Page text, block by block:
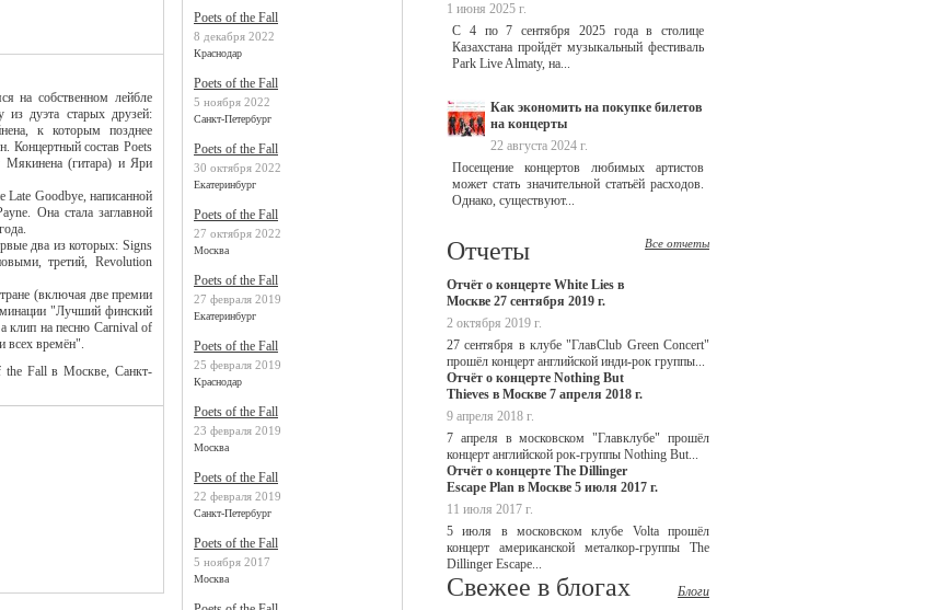
Poets of the Fall
8 декабря 2022
Краснодар
Poets of the Fall
5 ноября 2022
Санкт-Петербург
Poets of the Fall
30 октября 2022
Екатеринбург
Poets of the Fall
27 октября 2022
Москва
Poets of the Fall
27 февраля 2019
Екатеринбург
Poets of the Fall
25 февраля 2019
Краснодар
Poets of the Fall
23 февраля 2019
Москва
Poets of the Fall
22 февраля 2019
Санкт-Петербург
Poets of the Fall
5 ноября 2017
Москва
на собственном лейбле
из дуэта старых друзей:
к которым позднее
Концертный состав Poets
Мякинена (гитара) и Яри
Late Goodbye, написанной
Она стала заглавной
два из которых: Signs
третий, Revolution
(включая две премии
"Лучший финский
клип на песню Carnival of
всех времён".
the Fall в Москве, Санкт-
1 июня 2025 г.
С 4 по 7 сентября 2025 года в столице
Казахстана пройдёт музыкальный фестиваль
Park Live Almaty, на...
Как экономить на покупке билетов
на концерты
22 августа 2024 г.
Посещение концертов любимых артистов
может стать значительной статьёй расходов.
Однако, существуют...
Отчеты Все отчеты
Отчёт о концерте White Lies в
Москве 27 сентября 2019 г.
2 октября 2019 г.
27 сентября в клубе "ГлавClub Green Concert"
прошёл концерт английской инди-рок группы...
Отчёт о концерте Nothing But
Thieves в Москве 7 апреля 2018 г.
9 апреля 2018 г.
7 апреля в московском "Главклубе" прошёл
концерт английской рок-группы Nothing But...
Отчёт о концерте The Dillinger
Escape Plan в Москве 5 июля 2017 г.
11 июля 2017 г.
5 июля в московском клубе Volta прошёл
концерт американской металкор-группы The
Dillinger Escape...
Свежее в блогах
Блоги